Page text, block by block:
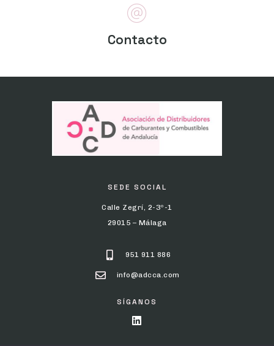
Contacto
SEDE SOCIAL
Calle Zegrí, 2-3º-1
29015 – Málaga
951 911 886
info@adcca.com
SÍGANOS